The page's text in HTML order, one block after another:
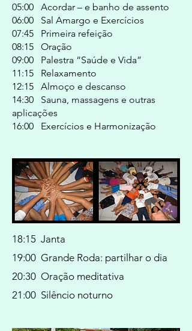
05:00 Acordar – e banho de assento
06:00 Sal Amargo e Exercícios
07:45 Primeira refeição
08:15 Oração
09:00 Palestra “Saúde e Vida”
11:15 Relaxamento
12:15 Almoço e descanso
14:30 Sauna, massagens e outras
aplicações
16:00 Exercícios e Harmonização
18:15 Janta
19:00 Grande Roda: partilhar o dia
20:30 Oração meditativa
21:00 Silêncio noturno